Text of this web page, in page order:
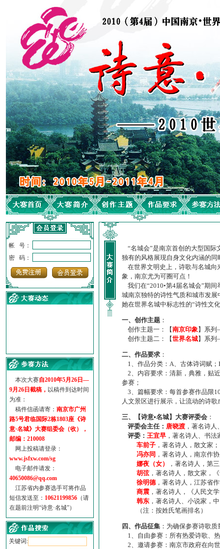
帐 号：
密 码：
·【诗意·名城】地铁展示作...
诗意名城·地铁时间
地铁完美呈现【诗意·名城...
参赛作品多达5000多首
“诗意·名城”晒诗会
特别通知--致广大诗词爱好...
本次大赛自2010年5月26日—
9月26日截稿， 以稿件到达时间
为准：
稿件信函请寄： 南京市广州
路5号君临国际2栋1803座《诗
意·名城》大赛组委会（收），
邮编：210008
网上投稿请登录：
www.jsfxw.com/sg
电子邮件请发：
40650086@qq.com
江苏省内参赛选手可将作品
短信发送至： 10621199856 （请
在题前注明“诗意·名城”）
关键词:
“名城会”是南京首创的大型国际
独有的风格展现自身文化内涵的
在世界文明史上，诗歌与名城向
象，南京尤为可圈可点！
我们在“2010•第4届名城会”期
城南京独特的诗性气质和城市发
她在世界名城中标志性的“诗性文
一、创作主题 ：
创作主题一：【南京印象】系
创作主题二：【世界名城】系
二、作品要求 ：
1、作品分类：A、古体诗词赋；
2、内容要求：清新，典雅，贴
参赛；
3、篇幅要求：每首参赛作品限
人文景区进行展示，让流动的诗
三、【诗意•名城】大赛评委会 ：
评委会主任： 唐晓渡 ，著名诗
评委： 王宜早 ，著名诗人、书
车前子 ，著名诗人，散文家；
冯亦同 ，著名诗人，南京作
娜夜（女）
，著名诗人，第
胡弦，著名诗人，散文家，
徐明德，著名诗人，江苏省
商震 ，著名诗人，《人民文
韩东 ，著名诗人、小说家，
（注：按姓氏笔画排名）
四、作品征集 ：为确保参赛诗歌
1、自由参赛：所有热爱诗歌、
2、邀请参赛：南京市政府在向